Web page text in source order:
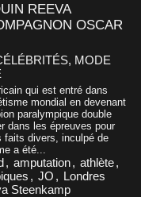
REEVA
OSCAR
MODE
qui est entré dans
mondial en devenant
paralympique double
dans les épreuves pour
faits divers, inculpé de
a été...
, amputation, athlète,
, JO , Londres
Steenkamp